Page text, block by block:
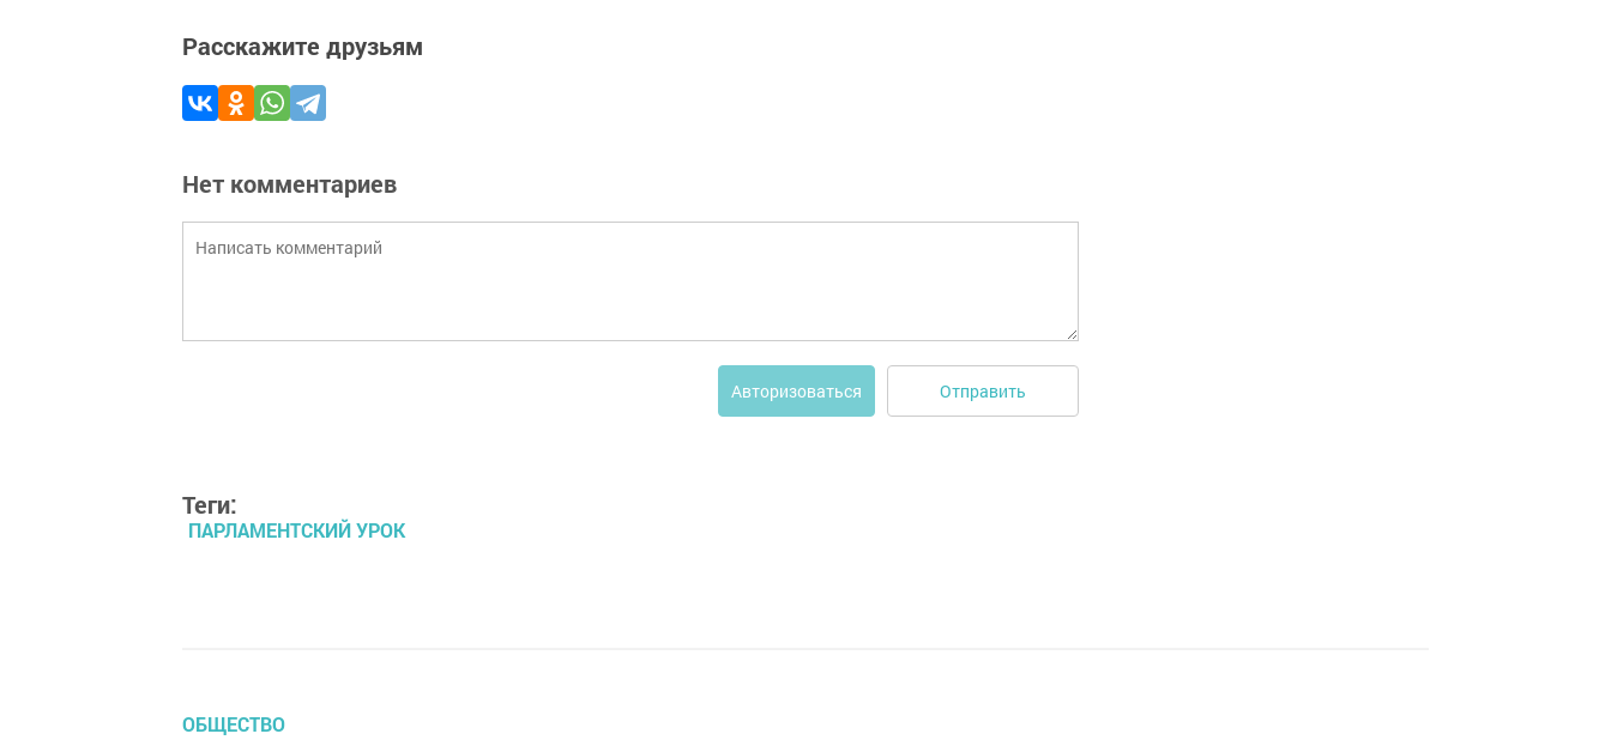
Расскажите друзьям
Нет комментариев
Авторизоваться Отправить
Теги:
ПАРЛАМЕНТСКИЙ УРОК
ОБЩЕСТВО